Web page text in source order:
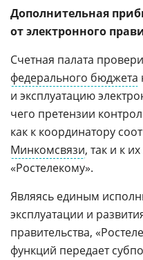
Дополнительная
от электронного
Счетная палата
федерального бюджета
и эксплуатацию
чего претензии
как к координатору
Минкомсвязи, так и к
«Ростелекому».
Являясь единым
эксплуатации и
правительства,
функций передает